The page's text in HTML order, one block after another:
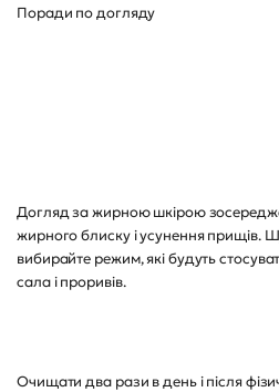
Поради по догляду
Догляд за жирною шкірою
жирного блиску і усунення прищів.
вибирайте режим, які будуть
сала і проривів.
Очищати два рази в день і після